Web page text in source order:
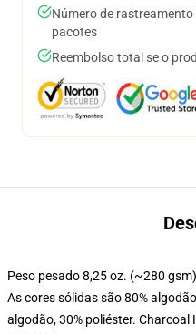
Número de
pacotes
Reembolso total se o
Peso pesado 8,25 oz. (~280
As cores sólidas são 80%
algodão, 30% poliéster. Charcoal